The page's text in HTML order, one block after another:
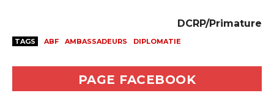
DCRP/Primature
TAGS ABF AMBASSADEURS DIPLOMATIE
PAGE FACEBOOK